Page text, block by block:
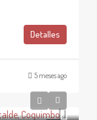
Detalles
5 meses ago